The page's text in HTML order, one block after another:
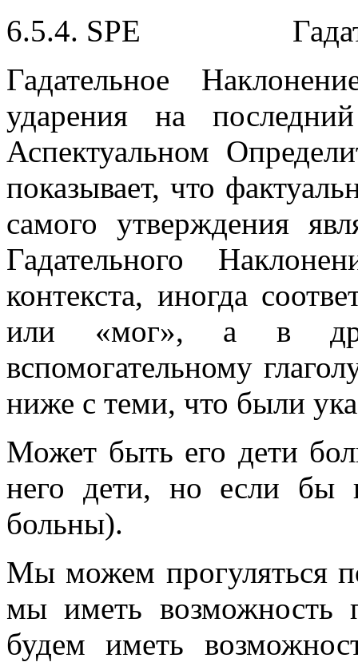
6.5.4. SPE
Гадательное
ударения на
Аспектуальном
показывает, что
самого утверждения
Гадательного
контекста, иногда
или «мог», а в
вспомогательному
ниже с теми, что были
Может быть его дети
него дети, но если
больны).
Мы можем прогуляться
мы иметь возможность
будем иметь